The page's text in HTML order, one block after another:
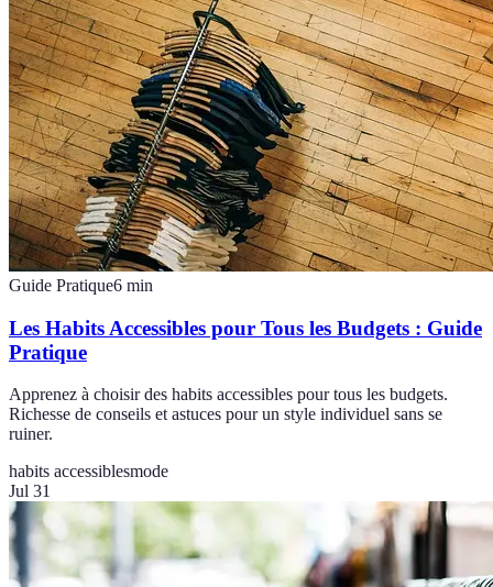
Guide Pratique6 min
Les Habits Accessibles pour Tous les Budgets : Guide
Pratique
Apprenez à choisir des habits accessibles pour tous les budgets.
Richesse de conseils et astuces pour un style individuel sans se
ruiner.
habits accessiblesmode
Jul 31